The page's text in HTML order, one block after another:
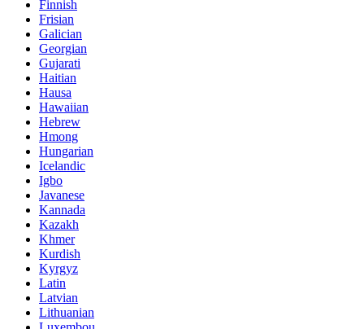
Finnish
Frisian
Galician
Georgian
Gujarati
Haitian
Hausa
Hawaiian
Hebrew
Hmong
Hungarian
Icelandic
Igbo
Javanese
Kannada
Kazakh
Khmer
Kurdish
Kyrgyz
Latin
Latvian
Lithuanian